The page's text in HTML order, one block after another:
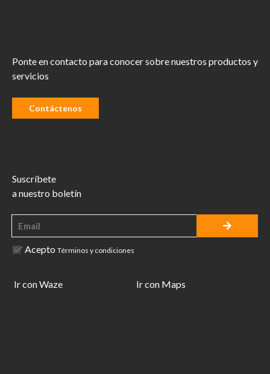
Ponte en contacto para conocer sobre nuestros productos y
servicios
Contáctenos
Suscríbete
a nuestro boletín
Acepto Términos y condiciones
Ir con Waze Ir con Maps